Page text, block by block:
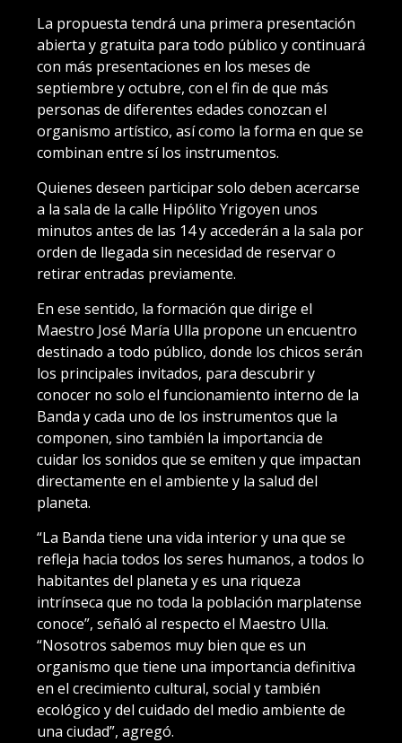
La propuesta tendrá una primera presentación
abierta y gratuita para todo público y continuará
con más presentaciones en los meses de
septiembre y octubre, con el fin de que más
personas de diferentes edades conozcan el
organismo artístico, así como la forma en que se
combinan entre sí los instrumentos.
Quienes deseen participar solo deben acercarse
a la sala de la calle Hipólito Yrigoyen unos
minutos antes de las 14 y accederán a la sala por
orden de llegada sin necesidad de reservar o
retirar entradas previamente.
En ese sentido, la formación que dirige el
Maestro José María Ulla propone un encuentro
destinado a todo público, donde los chicos serán
los principales invitados, para descubrir y
conocer no solo el funcionamiento interno de la
Banda y cada uno de los instrumentos que la
componen, sino también la importancia de
cuidar los sonidos que se emiten y que impactan
directamente en el ambiente y la salud del
planeta.
“La Banda tiene una vida interior y una que se
refleja hacia todos los seres humanos, a todos lo
habitantes del planeta y es una riqueza
intrínseca que no toda la población marplatense
conoce”, señaló al respecto el Maestro Ulla.
“Nosotros sabemos muy bien que es un
organismo que tiene una importancia definitiva
en el crecimiento cultural, social y también
ecológico y del cuidado del medio ambiente de
una ciudad”, agregó.